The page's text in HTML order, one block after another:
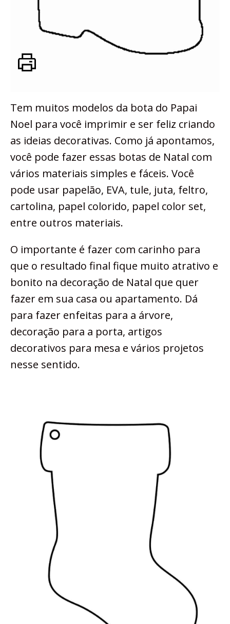
Tem muitos modelos da bota do Papai
Noel para você imprimir e ser feliz criando
as ideias decorativas. Como já apontamos,
você pode fazer essas botas de Natal com
vários materiais simples e fáceis. Você
pode usar papelão, EVA, tule, juta, feltro,
cartolina, papel colorido, papel color set,
entre outros materiais.
O importante é fazer com carinho para
que o resultado final fique muito atrativo e
bonito na decoração de Natal que quer
fazer em sua casa ou apartamento. Dá
para fazer enfeitas para a árvore,
decoração para a porta, artigos
decorativos para mesa e vários projetos
nesse sentido.